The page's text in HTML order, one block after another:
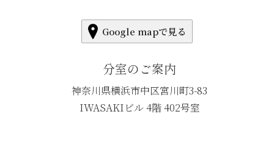
Google mapで見る
分室のご案内
神奈川県横浜市中区宮川町3-83
IWASAKIビル 4階 402号室